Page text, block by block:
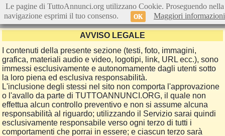
AVVISO LEGALE
I contenuti della presente sezione (testi, foto, immagini,
grafica, materiali audio e video, logotipi, link, URL ecc.), sono
immessi esclusivamente e autonomamente dagli utenti sotto
la loro piena ed esclusiva responsabilità.
L'inclusione degli stessi nel sito non comporta l'approvazione
o l'avallo da parte di TUTTOANNUNCI.ORG, il quale non
effettua alcun controllo preventivo e non si assume alcuna
responsabilità al riguardo; utilizzando il Servizio sarai quindi
esclusivamente responsabile verso ogni terzo di tutti i
comportamenti che porrai in essere; e ciascun terzo sarà
Le pagine di TuttoAnnunci.org utilizzano Cookie. Proseguendo nella
navigazione esprimi il tuo consenso.
OK Maggiori informazioni